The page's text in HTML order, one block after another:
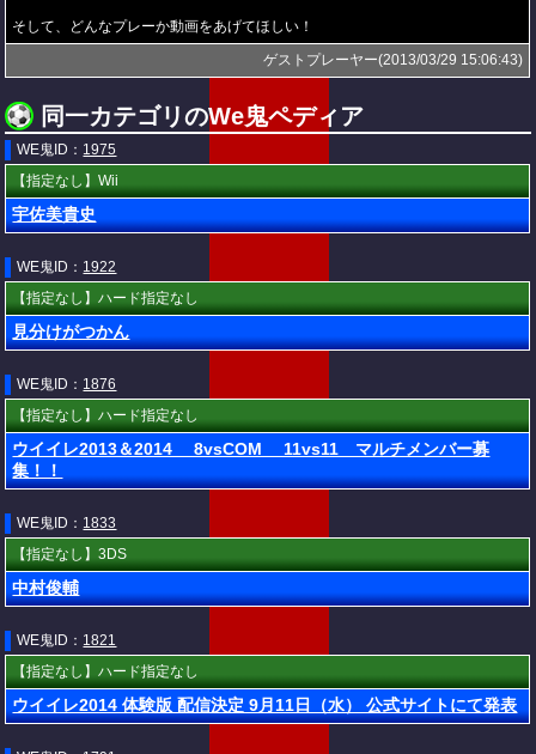
そして、どんなプレーか動画をあげてほしい！
ゲストプレーヤー(2013/03/29 15:06:43)
同一カテゴリのWe鬼ペディア
WE鬼ID： 1975
【指定なし】Wii
宇佐美貴史
WE鬼ID： 1922
【指定なし】ハード指定なし
見分けがつかん
WE鬼ID： 1876
【指定なし】ハード指定なし
ウイイレ2013＆2014 8vsCOM 11vs11 マルチメンバー募
集！！
WE鬼ID： 1833
【指定なし】3DS
中村俊輔
WE鬼ID： 1821
【指定なし】ハード指定なし
ウイイレ2014 体験版 配信決定 9月11日（水） 公式サイトにて発表